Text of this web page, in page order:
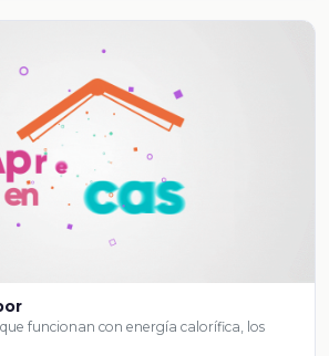
funcionan con energía calorífica, los